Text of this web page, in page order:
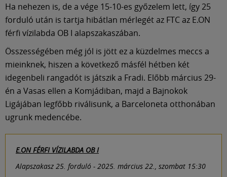
Ha nehezen is, de a vége 15-10-es győzelem lett, így 25
forduló után is tartja hibátlan mérlegét az FTC az E.ON
férfi vízilabda OB I alapszakaszában.
Összességében még jól is jött ez a küzdelmes meccs a
mieinknek, hiszen a következő másfél hétben két
idegenbeli rangadót is játszik a Fradi. Előbb március 29-
én a Vasas ellen a Komjádiban, majd a Bajnokok
Ligájában legfőbb riválisunk, a Barceloneta otthonában
ugrunk medencébe.
E.ON FÉRFI VÍZILABDA OB I
Alapszakasz 25. forduló - 2025. március 22., szombat 15:30